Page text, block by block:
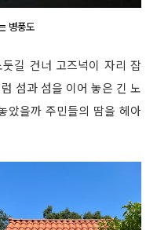
병풍도
길 건너 고즈넉이 자리 잡
섬과 섬을 이어 놓은 긴 노
았을까 주민들의 땀을 헤아